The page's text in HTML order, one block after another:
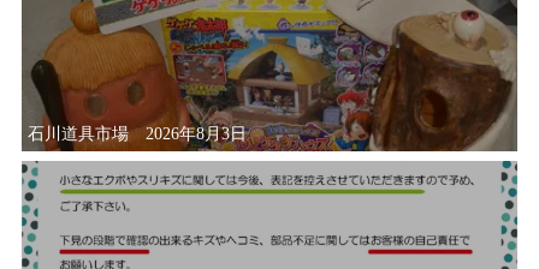
石川道具市場 2026年8月3日